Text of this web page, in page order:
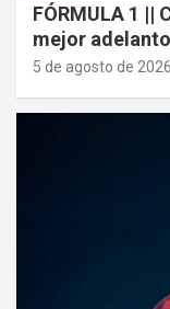
FÓRMULA 1 ||
mejor
5 de agosto de 2026